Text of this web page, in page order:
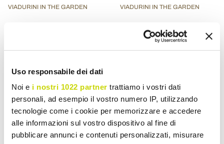
Uso responsabile dei dati
Noi e i nostri 1022 partner trattiamo i vostri dati
personali, ad esempio il vostro numero IP, utilizzando
tecnologie come i cookie per memorizzare e accedere
alle informazioni sul vostro dispositivo al fine di
pubblicare annunci e contenuti personalizzati, misurare
VIADURINI IN THE GARDEN
gemaakt in Italië - Proud
VIADURINI IN THE GARDEN
Heldere tuinbank in
polyethyleen met LED
Made in Italy - juli